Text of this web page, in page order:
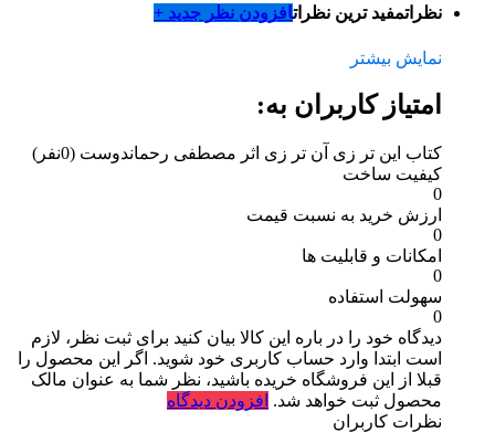
نظراتمفید ترین نظراتافزودن نظر جدید +
نمایش بیشتر
امتیاز کاربران به:
کتاب این تر زی آن تر زی اثر مصطفی رحماندوست (0نفر)
کیفیت ساخت
0
ارزش خرید به نسبت قیمت
0
امکانات و قابلیت ها
0
سهولت استفاده
0
دیدگاه خود را در باره این کالا بیان کنید برای ثبت نظر، لازم
است ابتدا وارد حساب کاربری خود شوید. اگر این محصول را
قبلا از این فروشگاه خریده باشید، نظر شما به عنوان مالک
محصول ثبت خواهد شد. افزودن دیدگاه
نظرات کاربران